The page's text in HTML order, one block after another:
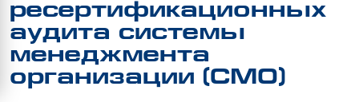
ресертификационных
аудита системы
менеджмента
организации (СМО)